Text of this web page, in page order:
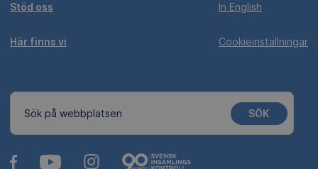
Stöd oss
Här finns vi
In English
Cookieinställningar
Sök på webbplatsen SÖK